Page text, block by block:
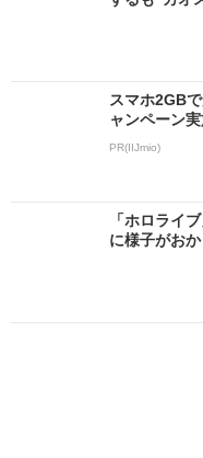
スマホ2GB
ャンペーン実
PR(IIJmio)
「ホロライ
に様子がお